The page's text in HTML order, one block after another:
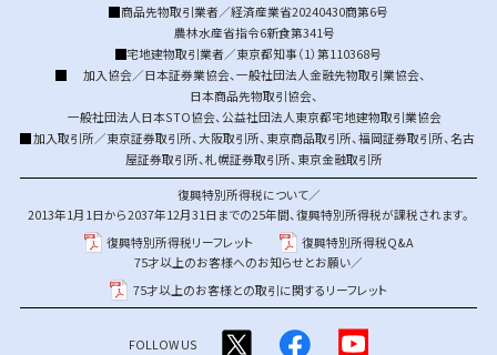
商品先物取引業者／経済産業省20240430商第6号
農林水産省指令6新食第341号
宅地建物取引業者／東京都知事（1）第110368号
加入協会／日本証券業協会、 一般社団法人金融先物取引業協会、
日本商品先物取引協会、
一般社団法人日本STO協会、 公益社団法人東京都宅地建物取引業協会
加入取引所／東京証券取引所、大阪取引所、 東京商品取引所、福岡証券取引所、名古
屋証券取引所、札幌証券取引所、 東京金融取引所
復興特別所得税について／
2013年1月1日から2037年12月31日までの25年間、復興特別所得税が課税されます。
復興特別所得税リーフレット
復興特別所得税Q&A
75才以上のお客様へのお知らせとお願い／
75才以上のお客様との取引に関するリーフレット
FOLLOW US